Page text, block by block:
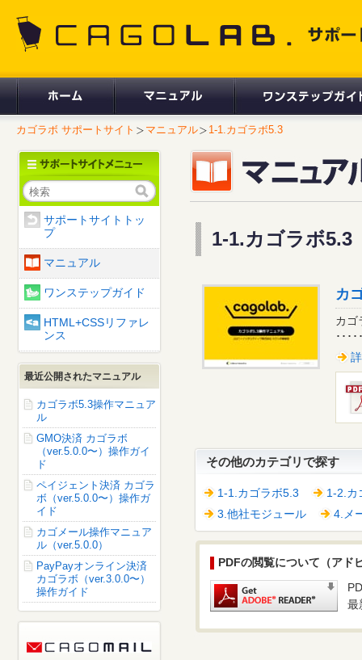
カゴラボ サポートサイト マニュアル 1-1.カゴラボ5.3
1-1.カゴラボ5.3
カ
カゴ
････
その他のカテゴリで探す
1-1.カゴラボ5.3
1-2.カ
3.他社モジュール
4.メ
PDFの閲覧について（ア
最
検索
サポートサイトトッ
プ
マニュアル
ワンステップガイド
HTML+CSSリファレ
ンス
最近公開されたマニュアル
カゴラボ5.3操作マニュア
ル
GMO決済 カゴラボ
（ver.5.0.0〜）操作ガイ
ド
ペイジェント決済 カゴラ
ボ（ver.5.0.0〜）操作ガ
イド
カゴメール操作マニュア
ル（ver.5.0.0）
PayPayオンライン決済
カゴラボ（ver.3.0.0〜）
操作ガイド